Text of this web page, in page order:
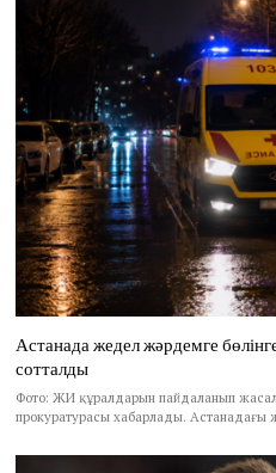
Астанада жедел жәрдемге
сотталды
Фото: ЖИ құралдарын пайдаланып
прокуратурасы хабарлады.